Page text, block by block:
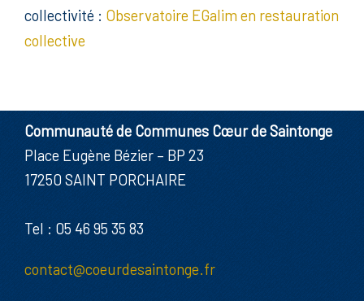
collectivité : Observatoire EGalim en restauration
collective
Communauté de Communes Cœur de Saintonge
Place Eugène Bézier – BP 23
17250 SAINT PORCHAIRE
Tel : 05 46 95 35 83
contact@coeurdesaintonge.fr